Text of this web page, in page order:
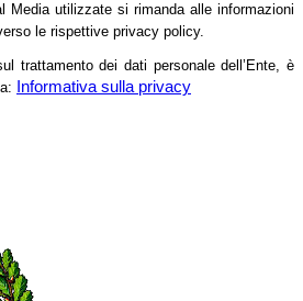
Media utilizzate si rimanda alle informazioni
le rispettive privacy policy.
trattamento dei dati personale dell’Ente, è
Informativa sulla privacy